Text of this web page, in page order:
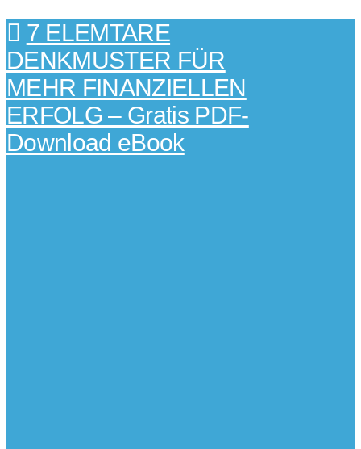
7 ELEMTARE
DENKMUSTER FÜR
MEHR FINANZIELLEN
ERFOLG – Gratis PDF-
Download eBook